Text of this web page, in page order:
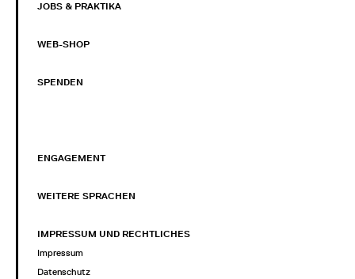
JOBS & PRAKTIKA
WEB-SHOP
SPENDEN
ENGAGEMENT
WEITERE SPRACHEN
IMPRESSUM UND RECHTLICHES
Impressum
Datenschutz